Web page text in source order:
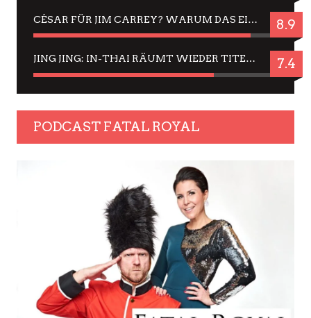
CÉSAR FÜR JIM CARREY? WARUM DAS EINER DER NERVIGSTEN ACTORS IST UND BLEIBT 8.9
JING JING: IN-THAI RÄUMT WIEDER TITEL AB – EIN ZWEI-STUNDEN-ERLEBNISBERICHT 7.4
PODCAST FATAL ROYAL